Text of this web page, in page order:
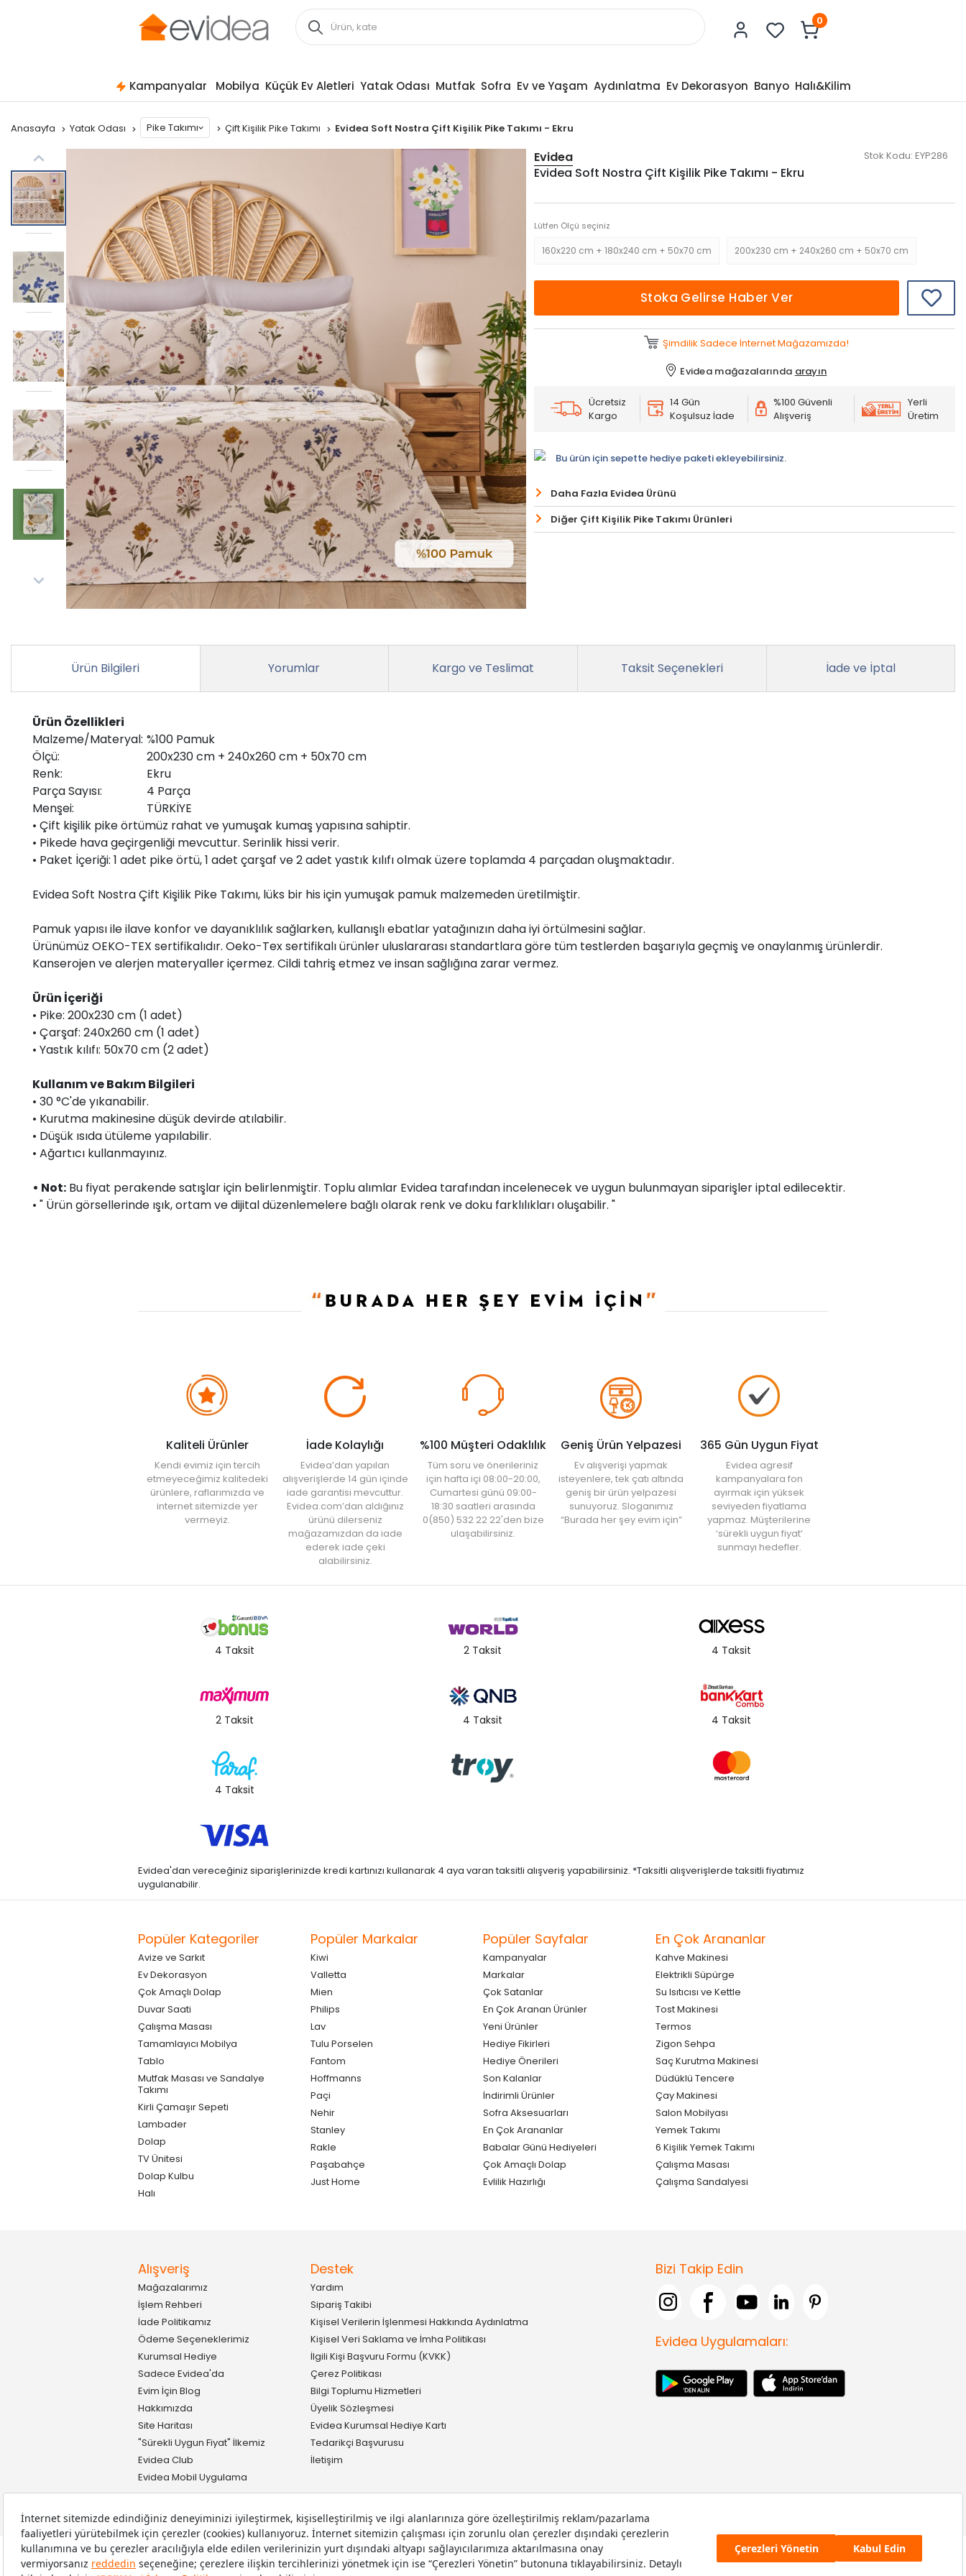
0
Kampanyalar Mobilya Küçük Ev Aletleri Yatak Odası Mutfak Sofra Ev ve Yaşam Aydınlatma Ev Dekorasyon Banyo Halı&Kilim
Anasayfa Yatak Odası Pike Takımı Çift Kişilik Pike Takımı Evidea Soft Nostra Çift Kişilik Pike Takımı - Ekru
Evidea Stok Kodu: EYP286
Evidea Soft Nostra Çift Kişilik Pike Takımı - Ekru
Lütfen Ölçü seçiniz
160x220 cm + 180x240 cm + 50x70 cm 200x230 cm + 240x260 cm + 50x70 cm
Stoka Gelirse Haber Ver
Şimdilik Sadece İnternet Mağazamızda!
Evidea mağazalarında arayın
Ücretsiz
Kargo
14 Gün
Koşulsuz İade
%100 Güvenli
Alışveriş
Yerli
Üretim
Bu ürün için sepette hediye paketi ekleyebilirsiniz.
Daha Fazla Evidea Ürünü
Diğer Çift Kişilik Pike Takımı Ürünleri
Ürün Bilgileri Yorumlar Kargo ve Teslimat Taksit Seçenekleri İade ve İptal
Ürün Özellikleri
Malzeme/Materyal: %100 Pamuk
Ölçü:
200x230 cm + 240x260 cm + 50x70 cm
Renk:
Ekru
Parça Sayısı:
4 Parça
Menşei:
TÜRKİYE
• Çift kişilik pike örtümüz rahat ve yumuşak kumaş yapısına sahiptir.
• Pikede hava geçirgenliği mevcuttur. Serinlik hissi verir.
• Paket İçeriği: 1 adet pike örtü, 1 adet çarşaf ve 2 adet yastık kılıfı olmak üzere toplamda 4 parçadan oluşmaktadır.
Evidea Soft Nostra Çift Kişilik Pike Takımı, lüks bir his için yumuşak pamuk malzemeden üretilmiştir.
Pamuk yapısı ile ilave konfor ve dayanıklılık sağlarken, kullanışlı ebatlar yatağınızın daha iyi örtülmesini sağlar.
Ürünümüz OEKO-TEX sertifikalıdır. Oeko-Tex sertifikalı ürünler uluslararası standartlara göre tüm testlerden başarıyla geçmiş ve onaylanmış ürünlerdir.
Kanserojen ve alerjen materyaller içermez. Cildi tahriş etmez ve insan sağlığına zarar vermez.
Ürün İçeriği
• Pike: 200x230 cm (1 adet)
• Çarşaf: 240x260 cm (1 adet)
• Yastık kılıfı: 50x70 cm (2 adet)
Kullanım ve Bakım Bilgileri
• 30 °C'de yıkanabilir.
• Kurutma makinesine düşük devirde atılabilir.
• Düşük ısıda ütüleme yapılabilir.
• Ağartıcı kullanmayınız.
• Not: Bu fiyat perakende satışlar için belirlenmiştir. Toplu alımlar Evidea tarafından incelenecek ve uygun bulunmayan siparişler iptal edilecektir.
• " Ürün görsellerinde ışık, ortam ve dijital düzenlemelere bağlı olarak renk ve doku farklılıkları oluşabilir. "
Kaliteli Ürünler
Kendi evimiz için tercih
etmeyeceğimiz kalitedeki
ürünlere, raflarımızda ve
internet sitemizde yer
vermeyiz.
İade Kolaylığı
Evidea’dan yapılan
alışverişlerde 14 gün içinde
iade garantisi mevcuttur.
Evidea.com’dan aldığınız
ürünü dilerseniz
mağazamızdan da iade
ederek iade çeki
alabilirsiniz.
%100 Müşteri Odaklılık
Tüm soru ve önerileriniz
için hafta içi 08:00-20:00,
Cumartesi günü 09:00-
18:30 saatleri arasında
0(850) 532 22 22'den bize
ulaşabilirsiniz.
Geniş Ürün Yelpazesi
Ev alışverişi yapmak
isteyenlere, tek çatı altında
geniş bir ürün yelpazesi
sunuyoruz. Sloganımız
“Burada her şey evim için”
365 Gün Uygun Fiyat
Evidea agresif
kampanyalara fon
ayırmak için yüksek
seviyeden fiyatlama
yapmaz. Müşterilerine
‘sürekli uygun fiyat’
sunmayı hedefler.
4 Taksit 2 Taksit 4 Taksit
2 Taksit 4 Taksit 4 Taksit
4 Taksit
Evidea'dan vereceğiniz siparişlerinizde kredi kartınızı kullanarak 4 aya varan taksitli alışveriş yapabilirsiniz. *Taksitli alışverişlerde taksitli fiyatımız
uygulanabilir.
Popüler Kategoriler
Avize ve Sarkıt
Ev Dekorasyon
Çok Amaçlı Dolap
Duvar Saati
Çalışma Masası
Tamamlayıcı Mobilya
Tablo
Mutfak Masası ve Sandalye
Takımı
Kirli Çamaşır Sepeti
Lambader
Dolap
TV Ünitesi
Dolap Kulbu
Halı
Popüler Markalar
Kiwi
Valletta
Mien
Philips
Lav
Tulu Porselen
Fantom
Hoffmanns
Paçi
Nehir
Stanley
Rakle
Paşabahçe
Just Home
Popüler Sayfalar
Kampanyalar
Markalar
Çok Satanlar
En Çok Aranan Ürünler
Yeni Ürünler
Hediye Fikirleri
Hediye Önerileri
Son Kalanlar
İndirimli Ürünler
Sofra Aksesuarları
En Çok Arananlar
Babalar Günü Hediyeleri
Çok Amaçlı Dolap
Evlilik Hazırlığı
En Çok Arananlar
Kahve Makinesi
Elektrikli Süpürge
Su Isıtıcısı ve Kettle
Tost Makinesi
Termos
Zigon Sehpa
Saç Kurutma Makinesi
Düdüklü Tencere
Çay Makinesi
Salon Mobilyası
Yemek Takımı
6 Kişilik Yemek Takımı
Çalışma Masası
Çalışma Sandalyesi
Alışveriş
Mağazalarımız
İşlem Rehberi
İade Politikamız
Ödeme Seçeneklerimiz
Kurumsal Hediye
Sadece Evidea'da
Evim İçin Blog
Hakkımızda
Site Haritası
"Sürekli Uygun Fiyat" İlkemiz
Evidea Club
Evidea Mobil Uygulama
Destek
Yardım
Sipariş Takibi
Kişisel Verilerin İşlenmesi Hakkında Aydınlatma
Kişisel Veri Saklama ve İmha Politikası
İlgili Kişi Başvuru Formu (KVKK)
Çerez Politikası
Bilgi Toplumu Hizmetleri
Üyelik Sözleşmesi
Evidea Kurumsal Hediye Kartı
Tedarikçi Başvurusu
İletişim
Bizi Takip Edin
Evidea Uygulamaları: